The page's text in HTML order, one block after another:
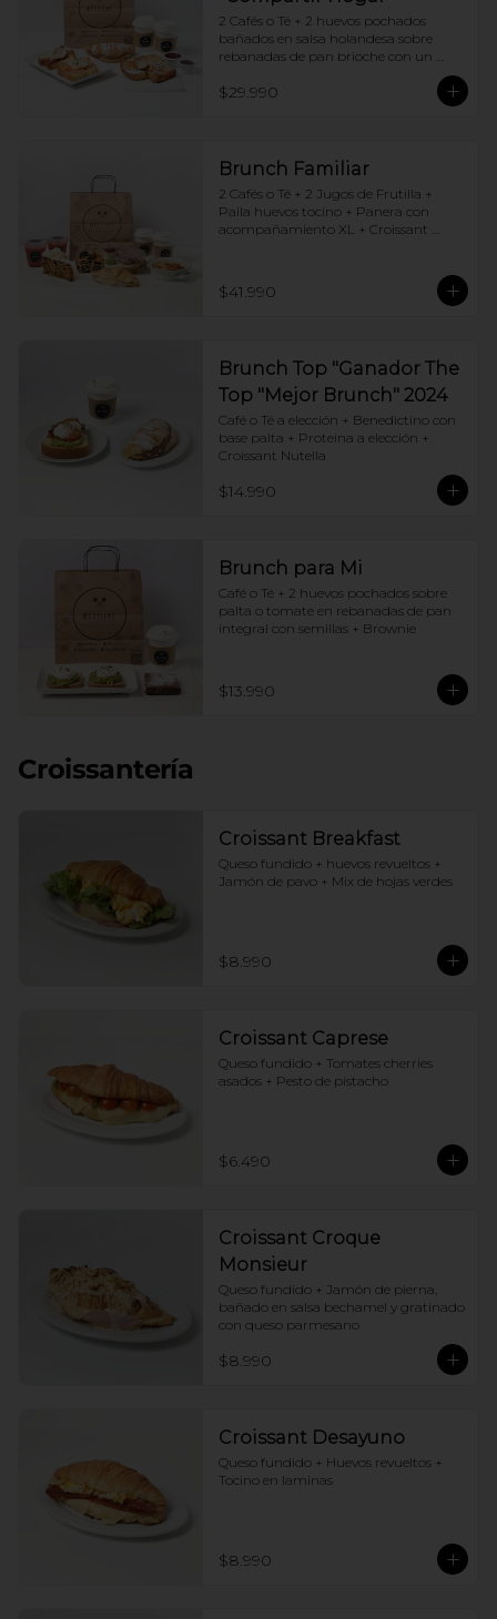
2 Cafés o Té + 2 huevos pochados
bañados en salsa holandesa sobre
rebanadas de pan brioche con un
ingrediente de tu elección + Tostadas
francesas + Croissant de tu elección
$29.990
Brunch Familiar
2 Cafés o Té + 2 Jugos de Frutilla +
Paila huevos tocino + Panera con
acompañamiento XL + Croissant
$41.990
Brunch Top "Ganador The
Top "Mejor Brunch" 2024
Café o Té a elección + Benedictino con
base palta + Proteina a elección +
Croissant Nutella
$14.990
Brunch para Mi
Café o Té + 2 huevos pochados sobre
palta o tomate en rebanadas de pan
integral con semillas + Brownie
$13.990
Croissantería
Croissant Breakfast
Queso fundido + huevos revueltos +
Jamón de pavo + Mix de hojas verdes
$8.990
Croissant Caprese
Queso fundido + Tomates cherries
asados + Pesto de pistacho
$6.490
Croissant Croque
Monsieur
Queso fundido + Jamón de pierna,
bañado en salsa bechamel y gratinado
con queso parmesano
$8.990
Croissant Desayuno
Queso fundido + Huevos revueltos +
Tocino en laminas
$8.990